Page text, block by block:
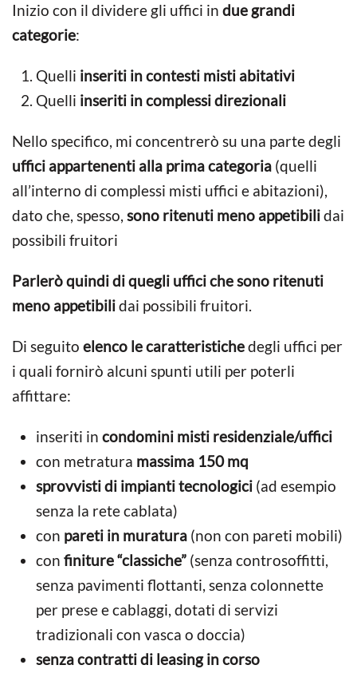
Inizio con il dividere gli uffici in due grandi
categorie:
Quelli inseriti in contesti misti abitativi
Quelli inseriti in complessi direzionali
Nello specifico, mi concentrerò su una parte degli
uffici appartenenti alla prima categoria (quelli
all’interno di complessi misti uffici e abitazioni),
dato che, spesso, sono ritenuti meno appetibilidai
possibili fruitori
Parlerò quindi di quegli uffici che sono ritenuti
meno appetibilidai possibili fruitori.
Di seguito elenco le caratteristichedegli uffici per
i quali fornirò alcuni spunti utili per poterli
affittare:
inseriti in condomini misti residenziale/uffici
con metratura massima 150 mq
sprovvisti di impianti tecnologici (ad esempio
senza la rete cablata)
con pareti in muratura (non con pareti mobili)
con finiture “classiche” (senza controsoffitti,
senza pavimenti flottanti, senza colonnette
per prese e cablaggi, dotati di servizi
tradizionali con vasca o doccia)
senza contratti di leasing in corso